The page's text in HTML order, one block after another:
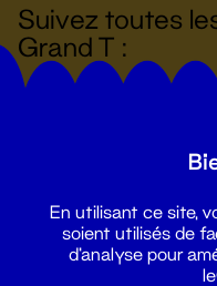
Suivez toutes
Grand T :
En utilisant ce site,
soient utilisés de
d'analyse pour